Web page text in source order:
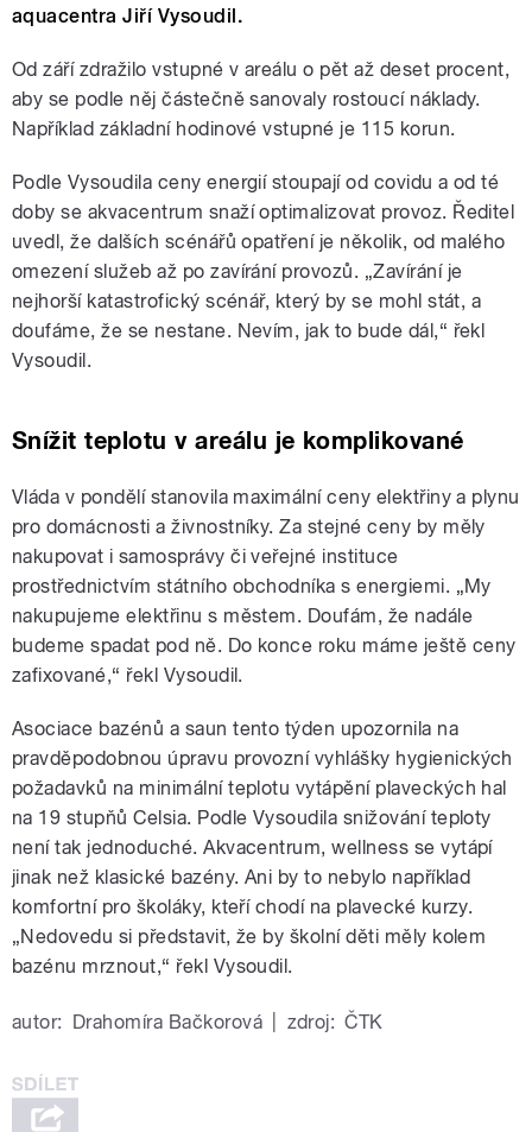
aquacentra Jiří Vysoudil.
Od září zdražilo vstupné v areálu o pět až deset procent,
aby se podle něj částečně sanovaly rostoucí náklady.
Například základní hodinové vstupné je 115 korun.
Podle Vysoudila ceny energií stoupají od covidu a od té
doby se akvacentrum snaží optimalizovat provoz. Ředitel
uvedl, že dalších scénářů opatření je několik, od malého
omezení služeb až po zavírání provozů. „Zavírání je
nejhorší katastrofický scénář, který by se mohl stát, a
doufáme, že se nestane. Nevím, jak to bude dál,“ řekl
Vysoudil.
Snížit teplotu v areálu je komplikované
Vláda v pondělí stanovila maximální ceny elektřiny a plynu
pro domácnosti a živnostníky. Za stejné ceny by měly
nakupovat i samosprávy či veřejné instituce
prostřednictvím státního obchodníka s energiemi. „My
nakupujeme elektřinu s městem. Doufám, že nadále
budeme spadat pod ně. Do konce roku máme ještě ceny
zafixované,“ řekl Vysoudil.
Asociace bazénů a saun tento týden upozornila na
pravděpodobnou úpravu provozní vyhlášky hygienických
požadavků na minimální teplotu vytápění plaveckých hal
na 19 stupňů Celsia. Podle Vysoudila snižování teploty
není tak jednoduché. Akvacentrum, wellness se vytápí
jinak než klasické bazény. Ani by to nebylo například
komfortní pro školáky, kteří chodí na plavecké kurzy.
„Nedovedu si představit, že by školní děti měly kolem
bazénu mrznout,“ řekl Vysoudil.
autor: Drahomíra Bačkorová zdroj: ČTK